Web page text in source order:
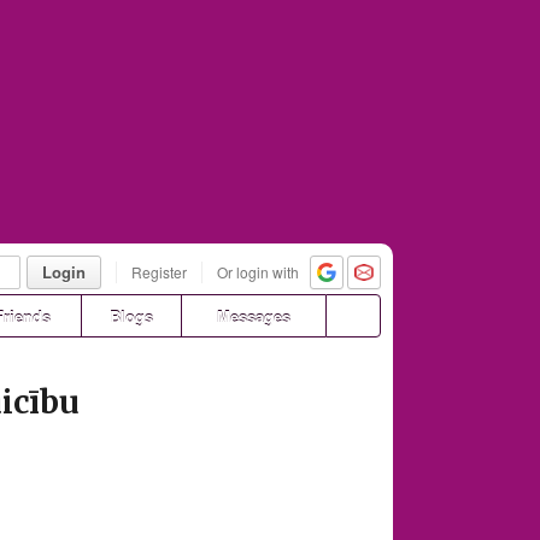
Login Register Or login with
Blogs Messages